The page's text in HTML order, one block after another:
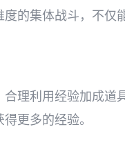
的集体战斗，不仅
理利用经验加成道
更多的经验。